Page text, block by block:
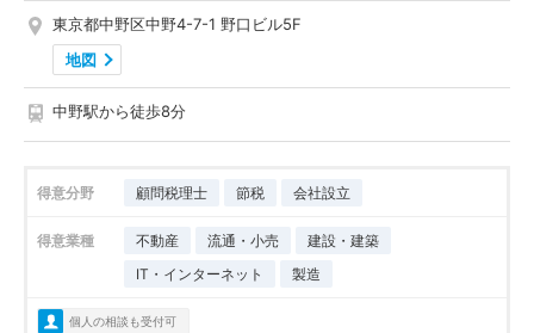
東京都中野区中野4-7-1 野口ビル5F
地図
中野駅から徒歩8分
得意分野 顧問税理士 節税 会社設立
得意業種 不動産 流通・小売
建設・建築
IT・インターネット
製造
個人の相談も受付可